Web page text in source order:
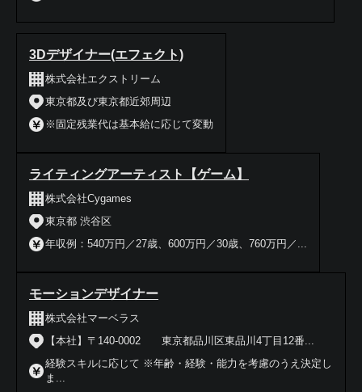
3Dデザイナー(エフェクト)
株式会社エクストリーム
東京都及び東京都近郊周辺
※固定残業代は基本給に応じて変動
ライティングアーティスト【ゲーム】
株式会社Cygames
東京都 渋谷区
年収例：540万円／27歳、600万円／30歳、760万円／...
モーションデザイナー
株式会社マーベラス
【本社】〒140-0002 東京都品川区東品川4丁目12番...
経験スキルに応じて ※年齢・経験・能力を考慮のうえ決定し
ま...